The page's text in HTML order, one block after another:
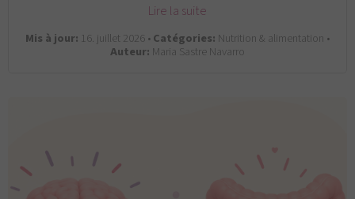
Lire la suite
Mis à jour: 16. juillet 2026 •Catégories: Nutrition & alimentation •
Auteur: Maria Sastre Navarro